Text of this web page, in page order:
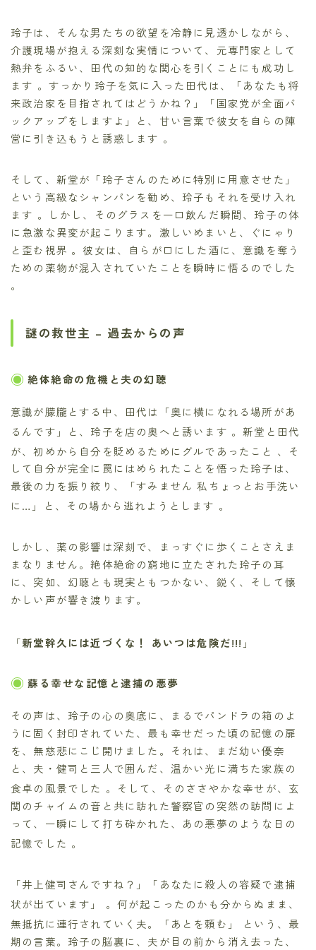
玲子は、そんな男たちの欲望を冷静に見透かしながら、
介護現場が抱える深刻な実情について、元専門家として
熱弁をふるい、田代の知的な関心を引くことにも成功し
ます 。すっかり玲子を気に入った田代は、「あなたも将
来政治家を目指されてはどうかね？」「国家党が全面バ
ックアップをしますよ」と、甘い言葉で彼女を自らの陣
営に引き込もうと誘惑します 。
そして、新堂が「玲子さんのために特別に用意させた」
という高級なシャンパンを勧め、玲子もそれを受け入れ
ます 。しかし、そのグラスを一口飲んだ瞬間、玲子の体
に急激な異変が起こります。激しいめまいと、ぐにゃり
と歪む視界 。彼女は、自らが口にした酒に、意識を奪う
ための薬物が混入されていたことを瞬時に悟るのでした
。
謎の救世主 – 過去からの声
絶体絶命の危機と夫の幻聴
意識が朦朧とする中、田代は「奥に横になれる場所があ
るんです」と、玲子を店の奥へと誘います 。新堂と田代
が、初めから自分を貶めるためにグルであったこと 、そ
して自分が完全に罠にはめられたことを悟った玲子は、
最後の力を振り絞り、「すみません 私ちょっとお手洗い
に…」と、その場から逃れようとします 。
しかし、薬の影響は深刻で、まっすぐに歩くことさえま
まなりません。絶体絶命の窮地に立たされた玲子の耳
に、突如、幻聴とも現実ともつかない、鋭く、そして懐
かしい声が響き渡ります。
「新堂幹久には近づくな！ あいつは危険だ!!! 」
蘇る幸せな記憶と逮捕の悪夢
その声は、玲子の心の奥底に、まるでパンドラの箱のよ
うに固く封印されていた、最も幸せだった頃の記憶の扉
を、無慈悲にこじ開けました。それは、まだ幼い優奈
と、夫・健司と三人で囲んだ、温かい光に満ちた家族の
食卓の風景でした 。そして、そのささやかな幸せが、玄
関のチャイムの音と共に訪れた警察官の突然の訪問によ
って、一瞬にして打ち砕かれた、あの悪夢のような日の
記憶でした 。
「井上健司さんですね？」「あなたに殺人の容疑で逮捕
状が出ています」 。何が起こったのかも分からぬまま、
無抵抗に連行されていく夫。「あとを頼む」
という、最
期の言葉。玲子の脳裏に、夫が目の前から消え去った、